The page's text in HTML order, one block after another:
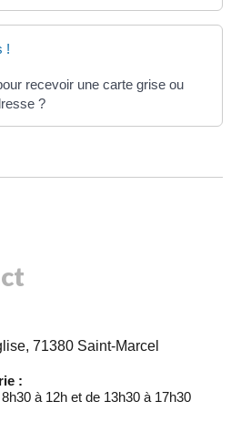
!
recevoir une carte grise ou
?
71380 Saint-Marcel
:
à 12h et de 13h30 à 17h30